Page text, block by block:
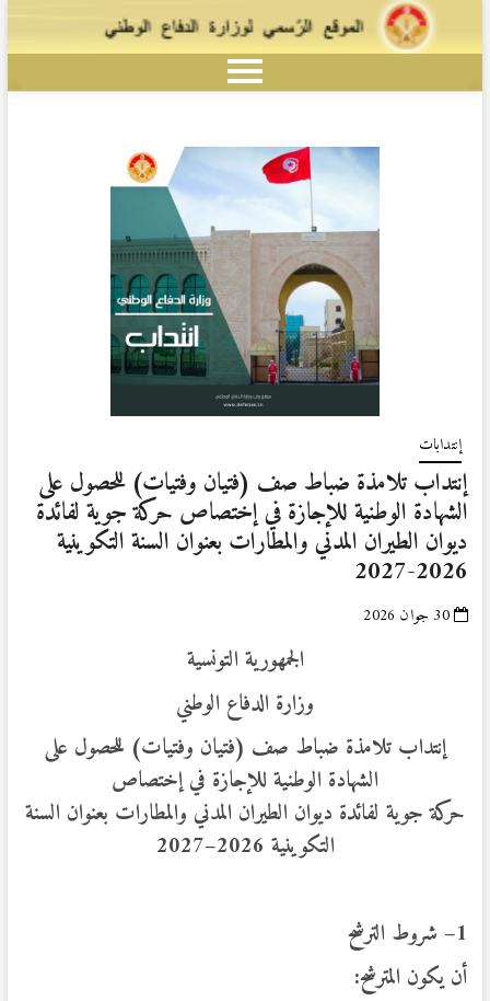
إنتدابات
إنتداب تلامذة ضباط صف (فتيان وفتيات) للحصول على
الشهادة الوطنية للإجازة في إختصاص حركة جوية لفائدة
ديوان الطيران المدني والمطارات بعنوان السنة التكوينية
2026-2027
30 جوان 2026
الجمهورية التونسية
وزارة الدفاع الوطني
إنتداب تلامذة ضباط صف (فتيان وفتيات) للحصول على
الشهادة الوطنية للإجازة في إختصاص
حركة جوية لفائدة ديوان الطيران المدني والمطارات بعنوان السنة
التكوينية 2026
–
2027
1– شروط الترشح
أن يكون المترشح: